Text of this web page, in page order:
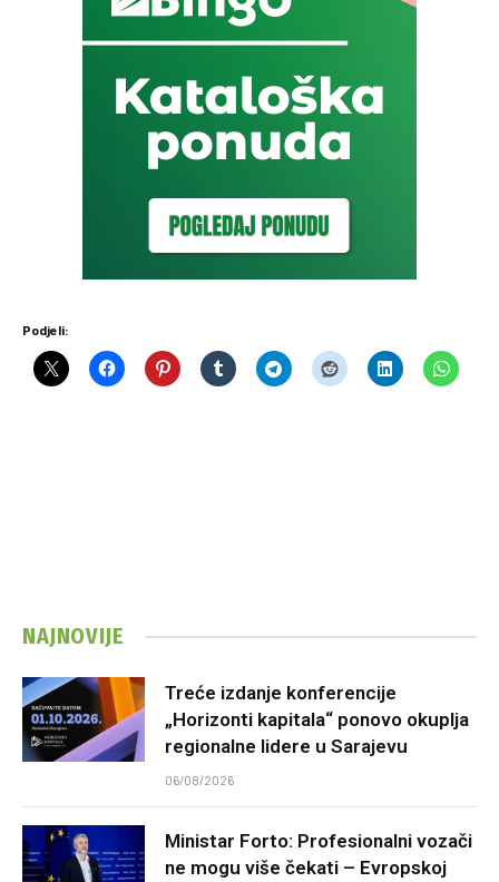
Podjeli:
NAJNOVIJE
Treće izdanje konferencije
„Horizonti kapitala“ ponovo okuplja
regionalne lidere u Sarajevu
06/08/2026
Ministar Forto: Profesionalni vozači
ne mogu više čekati – Evropskoj